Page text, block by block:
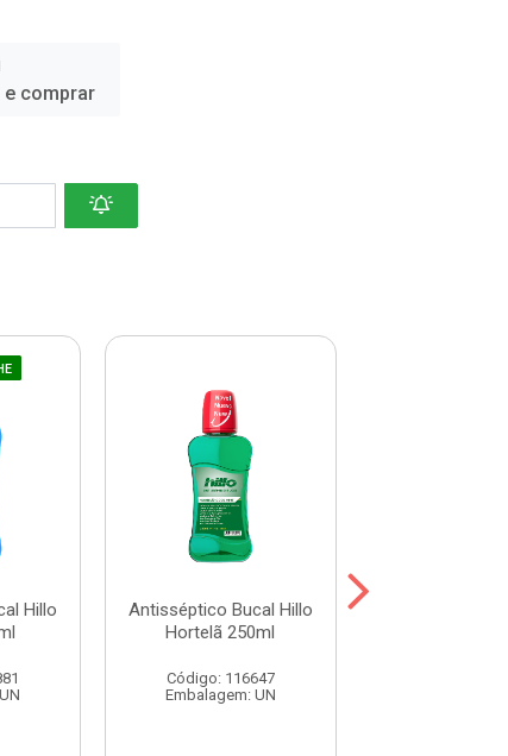
e comprar
Hillo
Antisséptico Bucal Hillo
Hortelã 250ml
Código: 116647
Embalagem: UN